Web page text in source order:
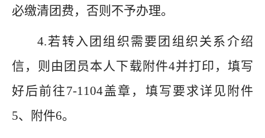
必缴清团费，否则不予办理。
4.若转入团组织需要团组织关系介绍
信，则由团员本人下载附件4并打印，填写
好后前往7-1104盖章，填写要求详见附件
5、附件6。